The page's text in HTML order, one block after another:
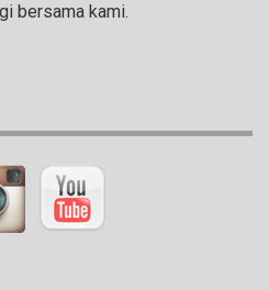
bersama kami.